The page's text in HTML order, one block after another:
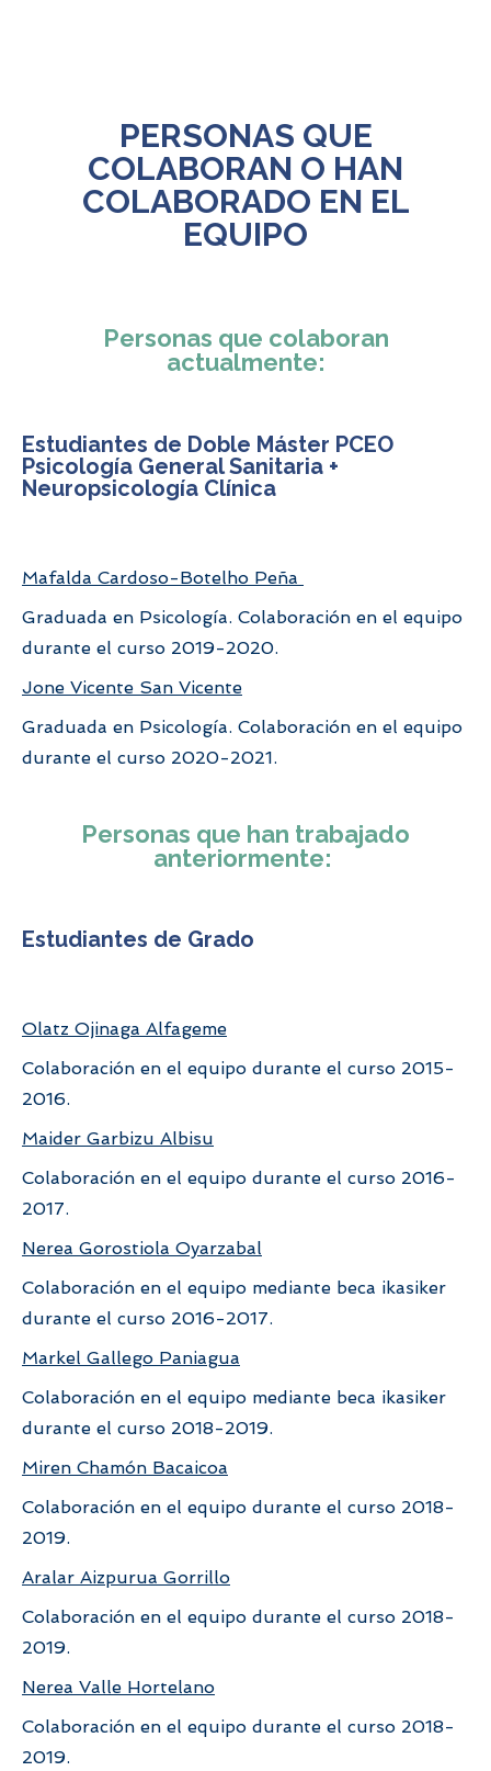
PERSONAS QUE
COLABORAN O HAN
COLABORADO EN EL
EQUIPO
Personas que colaboran
actualmente:
Estudiantes de Doble Máster PCEO
Psicología General Sanitaria +
Neuropsicología Clínica
Mafalda Cardoso-Botelho Peña
Graduada en Psicología. Colaboración en el equipo
durante el curso 2019-2020.
Jone Vicente San Vicente
Graduada en Psicología. Colaboración en el equipo
durante el curso 2020-2021.
Personas que han trabajado
anteriormente:
Estudiantes de Grado
Olatz Ojinaga Alfageme
Colaboración en el equipo durante el curso 2015-
2016.
Maider Garbizu Albisu
Colaboración en el equipo durante el curso 2016-
2017.
Nerea Gorostiola Oyarzabal
Colaboración en el equipo mediante beca ikasiker
durante el curso 2016-2017.
Markel Gallego Paniagua
Colaboración en el equipo mediante beca ikasiker
durante el curso 2018-2019.
Miren Chamón Bacaicoa
Colaboración en el equipo durante el curso 2018-
2019.
Aralar Aizpurua Gorrillo
Colaboración en el equipo durante el curso 2018-
2019.
Nerea Valle Hortelano
Colaboración en el equipo durante el curso 2018-
2019.